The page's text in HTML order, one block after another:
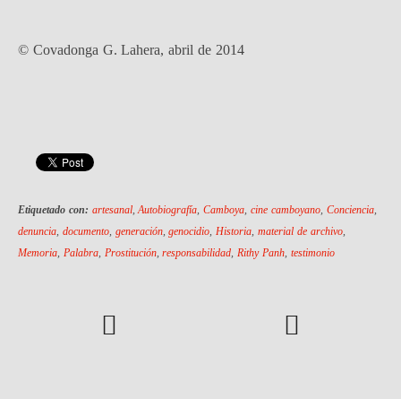
© Covadonga G. Lahera, abril de 2014
Etiquetado con: artesanal,Autobiografía,Camboya,cine camboyano, Conciencia,
denuncia, documento, generación,genocidio,Historia,material de archivo,
Memoria, Palabra, Prostitución,responsabilidad,Rithy Panh, testimonio